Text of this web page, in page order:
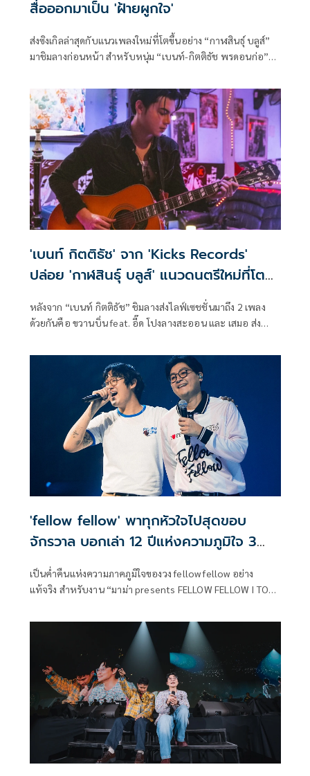
สื่อออกมาเป็น 'ฝ้ายผูกใจ'
ส่งซิงเกิลล่าสุดกับแนวเพลงใหม่ที่โตขึ้นอย่าง “กาฬสินธุ์ บลูส์”
มาชิมลางก่อนหน้า สำหรับหนุ่ม “เบนท์-กิตติธัช พรดอนก่อ”
พร้อมกับซิงเกิลใหม่ชวนฟัง เพราะซึ้ง ชื่อ “ฝ้ายผูกใจ”
'เบนท์ กิตติธัช' จาก 'Kicks Records'
ปล่อย 'กาฬสินธุ์ บลูส์' แนวดนตรีใหม่ที่โต
หลังจาก “เบนท์ กิตติธัช” ชิมลางส่งไลฟ์เซชชั่นมาถึง 2 เพลง
ด้วยกันคือ ขวานบิ่น feat. อี๊ด โปงลางสะออน และ เสมอ ส่ง
แน่ และในวันนี้ “เบนท์-กิตติธัช พรดอนก่อ” สังกัด "Kicks
Records" (คิกส์ เรคคอร์ดส) พร้อมเดินหน้ากับแนวเพลงใหม่ที่
โตขึ้น บวกกับความชอบส่วนตัวและคุ้นเคยมานานตั้งแต่เด็ก
พร้อมความตั้งใจที่มี จึงปล่อยออกมาเป็น “กาฬสินธุ์ บลูส์”
'fellow fellow' พาทุกหัวใจไปสุดขอบ
จักรวาล บอกเล่า 12 ปีแห่งความภูมิใจ 3
ชม.เต็ม!
เป็นค่ำคืนแห่งความภาคภูมิใจของวง fellow fellow อย่าง
แท้จริง สำหรับงาน “มาม่า presents FELLOW FELLOW I TOLD
แบบครั้งแรกของ fellow fellow ศิลปินดูโอ้สังกัด Kicks
Records (คิกส์ เรคคอร์ดส) ผู้สร้างสรรค์เพลงรักได้ทัชใจคนฟัง
ที่ครั้งนี้ทุกๆ คนจะได้สัมผัสเรื่องราวตลอดระยะเวลามากกว่า 12
ปีที่พวกเขาอยู่ในวงการเพลง